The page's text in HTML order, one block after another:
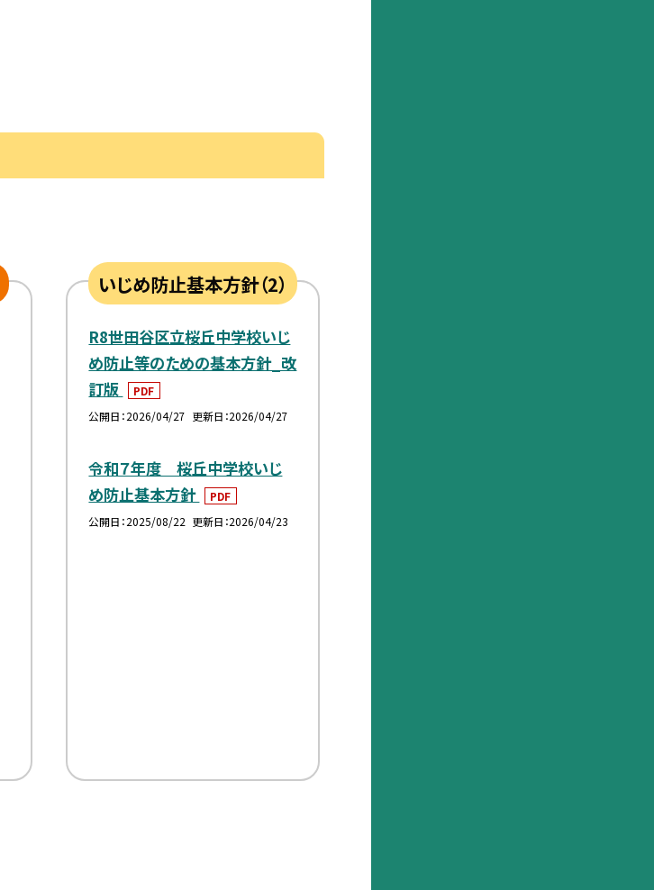
いじめ防止基本方針（2）
R8世田谷区立桜丘中学校いじ
め防止等のための基本方針_改
訂版
PDF
公開日 2026/04/27 更新日 2026/04/27
令和７年度 桜丘中学校いじ
め防止基本方針
PDF
公開日 2025/08/22 更新日 2026/04/23